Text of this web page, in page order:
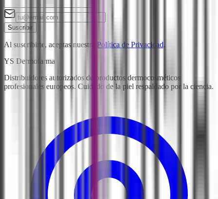
Suscribir
Al suscribirte, aceptas nuestra Política de Privacidad.
YS Dermofarma
Distribuidores autorizados de productos dermocosméticos
profesionales europeos. Cuidado de la piel respaldado por la ciencia.